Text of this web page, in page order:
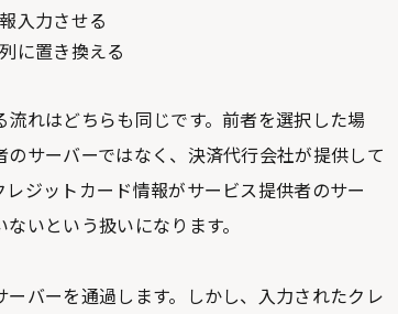
入力させる
に置き換える
れはどちらも同じです。前者を選択した場
サーバーではなく、決済代行会社が提供して
ジットカード情報がサービス提供者のサー
いという扱いになります。
バーを通過します。しかし、入力されたクレ